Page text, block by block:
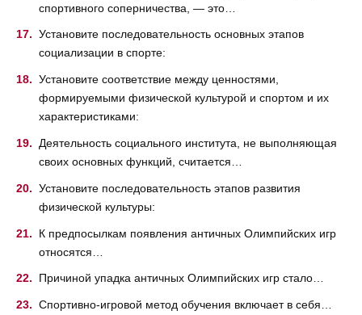
спортивного соперничества, — это…
Установите последовательность основных этапов
социализации в спорте:
Установите соответствие между ценностями,
формируемыми физической культурой и спортом и их
характеристиками:
Деятельность социального института, не выполняющая
своих основных функций, считается…
Установите последовательность этапов развития
физической культуры:
К предпосылкам появления античных Олимпийских игр
относятся…
Причиной упадка античных Олимпийских игр стало…
Спортивно-игровой метод обучения включает в себя…